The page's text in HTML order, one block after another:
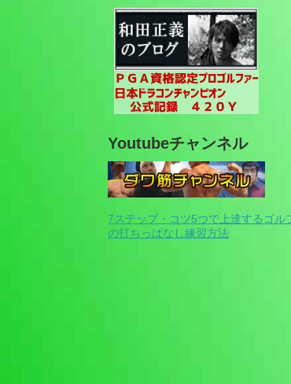
Youtubeチャンネル
7ステップ・コツ5つで上達するゴル
の打ちっぱなし練習方法